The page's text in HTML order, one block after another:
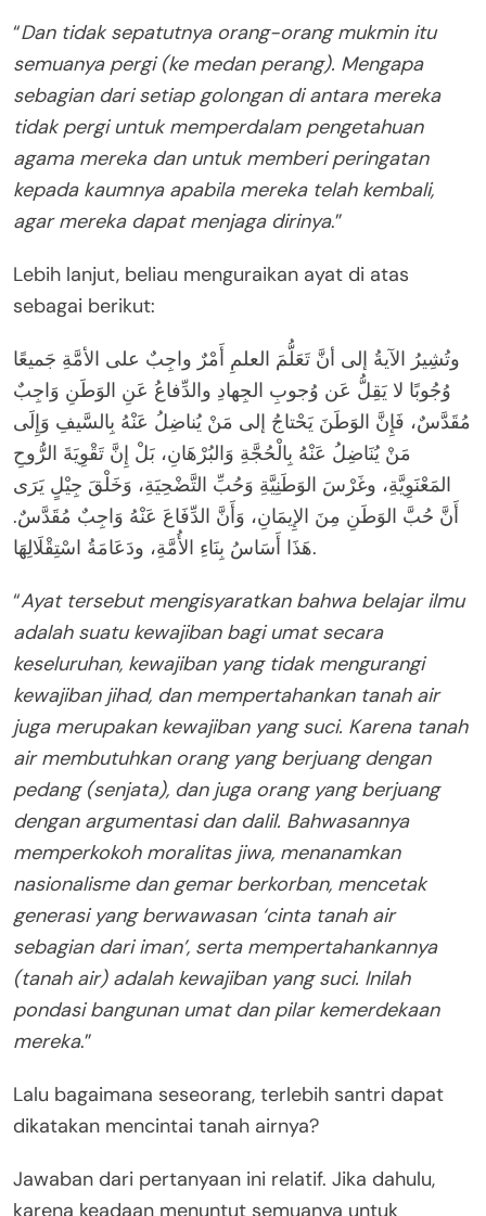
“Dan tidak sepatutnya orang-orang mukmin itu
semuanya pergi (ke medan perang). Mengapa
sebagian dari setiap golongan di antara mereka
tidak pergi untuk memperdalam pengetahuan
agama mereka dan untuk memberi peringatan
kepada kaumnya apabila mereka telah kembali,
agar mereka dapat menjaga dirinya.”
Lebih lanjut, beliau menguraikan ayat di atas
sebagai berikut:
وتُشِيرُ الآيةُ إلى أنَّ تَعَلُّمَ العلمِ أَمْرٌ واجِبٌ على الأمَّةِ جَميعًا
وُجُوبًا لا يَقِلُّ عَن وُجوبِ الجِهادِ والدِّفاعُ عَنِ الوَطَنِ وَاجِبٌ
مُقَدَّسٌ، فَإِنَّ الوَطَنَ يَحْتاجُ إلى مَنْ يُناضِلُ عَنْهُ بِالسَّيفِ وَإِلَى
مَنْ يُنَاضِلُ عَنْهُ بِالْحُجَّةِ وَالبُرْهَانِ، بَلْ إِنَّ تَقْوِيَةَ الرُّوحِ
المَعْنَوِيَّةِ، وغَرْسَ الوَطَنِيَّةِ وَحُبِّ التَّضْحِيَةِ، وَخَلْقَ جِيْلٍ يَرَى
أَنَّ حُبَّ الوَطَنِ مِنَ الإِيمَانِ، وَأَنَّ الدِّفَاعَ عَنْهُ وَاجِبٌ مُقَدَّسٌ.
هَذَا أَسَاسُ بِنَاءِ الأُمَّةِ، ودَعَامَةُ اسْتِقْلَالِهَا.
“Ayat tersebut mengisyaratkan bahwa belajar ilmu
adalah suatu kewajiban bagi umat secara
keseluruhan, kewajiban yang tidak mengurangi
kewajiban jihad, dan mempertahankan tanah air
juga merupakan kewajiban yang suci. Karena tanah
air membutuhkan orang yang berjuang dengan
pedang (senjata), dan juga orang yang berjuang
dengan argumentasi dan dalil. Bahwasannya
memperkokoh moralitas jiwa, menanamkan
nasionalisme dan gemar berkorban, mencetak
generasi yang berwawasan ‘cinta tanah air
sebagian dari iman’, serta mempertahankannya
(tanah air) adalah kewajiban yang suci. Inilah
pondasi bangunan umat dan pilar kemerdekaan
mereka.”
Lalu bagaimana seseorang, terlebih santri dapat
dikatakan mencintai tanah airnya?
Jawaban dari pertanyaan ini relatif. Jika dahulu,